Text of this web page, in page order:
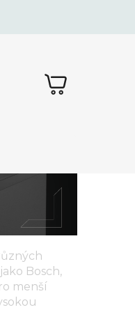
NÁKUPNÍ
KOŠÍK
Bosch,
menší